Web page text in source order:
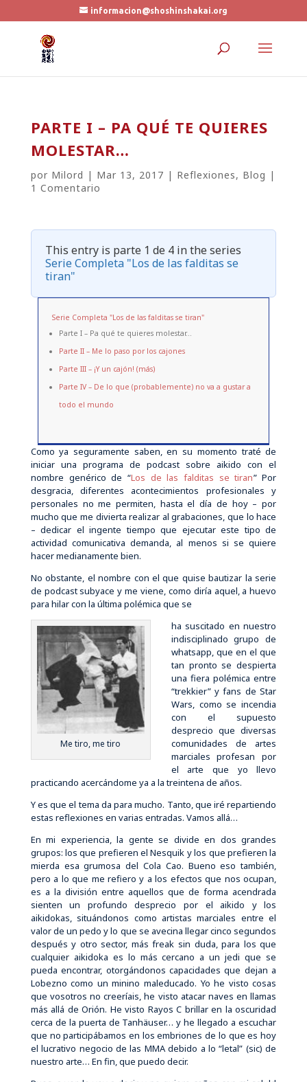
informacion@shoshinshakai.org
PARTE I – PA QUÉ TE QUIERES
MOLESTAR…
por Milord | Mar 13, 2017 | Reflexiones, Blog |
1 Comentario
This entry is parte 1 de 4 in the series
Serie Completa "Los de las falditas se
tiran"
Serie Completa "Los de las falditas se tiran"
Parte I – Pa qué te quieres molestar…
Parte II – Me lo paso por los cajones
Parte III – ¡Y un cajón! (más)
Parte IV – De lo que (probablemente) no va a gustar a
todo el mundo
Como ya seguramente saben, en su momento traté de
iniciar una programa de podcast sobre aikido con el
nombre genérico de “Los de las falditas se tiran” Por
desgracia, diferentes acontecimientos profesionales y
personales no me permiten, hasta el día de hoy – por
mucho que me divierta realizar al grabaciones, que lo hace
– dedicar el ingente tiempo que ejecutar este tipo de
actividad comunicativa demanda, al menos si se quiere
hacer medianamente bien.
No obstante, el nombre con el que quise bautizar la serie
de podcast subyace y me viene, como diría aquel, a huevo
para hilar con la última polémica que se
Me tiro, me tiro
ha suscitado en nuestro
indisciplinado grupo de
whatsapp, que en el que
tan pronto se despierta
una fiera polémica entre
“trekkier” y fans de Star
Wars, como se incendia
con el supuesto
desprecio que diversas
comunidades de artes
marciales profesan por
el arte que yo llevo
practicando acercándome ya a la treintena de años.
Y es que el tema da para mucho. Tanto, que iré repartiendo
estas reflexiones en varias entradas. Vamos allá…
En mi experiencia, la gente se divide en dos grandes
grupos: los que prefieren el Nesquik y los que prefieren la
mierda esa grumosa del Cola Cao. Bueno eso también,
pero a lo que me refiero y a los efectos que nos ocupan,
es a la división entre aquellos que de forma acendrada
sienten un profundo desprecio por el aikido y los
aikidokas, situándonos como artistas marciales entre el
valor de un pedo y lo que se avecina llegar cinco segundos
después y otro sector, más freak sin duda, para los que
cualquier aikidoka es lo más cercano a un jedi que se
pueda encontrar, otorgándonos capacidades que dejan a
Lobezno como un minino maleducado. Yo he visto cosas
que vosotros no creeríais, he visto atacar naves en llamas
más allá de Orión. He visto Rayos C brillar en la oscuridad
cerca de la puerta de Tanhäuser… y he llegado a escuchar
que no participábamos en los embriones de lo que es hoy
el lucrativo negocio de las MMA debido a lo “letal” (sic) de
nuestro arte… En fin, que puedo decir.